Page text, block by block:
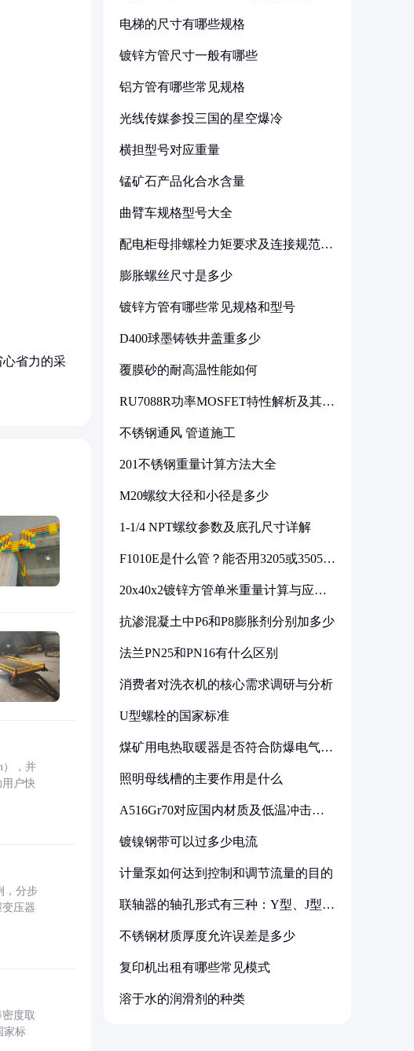
省力的采
），并
户快
，分步
压器
度取
家标
电梯的尺寸有哪些规格
镀锌方管尺寸一般有哪些
铝方管有哪些常见规格
光线传媒参投三国的星空爆冷
横担型号对应重量
锰矿石产品化合水含量
曲臂车规格型号大全
配电柜母排螺栓力矩要求及连接规范详
膨胀螺丝尺寸是多少
镀锌方管有哪些常见规格和型号
D400球墨铸铁井盖重多少
覆膜砂的耐高温性能如何
RU7088R功率MOSFET特性解析及其在
不锈钢通风 管道施工
201不锈钢重量计算方法大全
M20螺纹大径和小径是多少
1-1/4 NPT螺纹参数及底孔尺寸详解
F1010E是什么管？能否用3205或3505代
20x40x2镀锌方管单米重量计算与应用
抗渗混凝土中P6和P8膨胀剂分别加多少
法兰PN25和PN16有什么区别
消费者对洗衣机的核心需求调研与分析
U型螺栓的国家标准
煤矿用电热取暖器是否符合防爆电气设
照明母线槽的主要作用是什么
A516Gr70对应国内材质及低温冲击要
镀镍钢带可以过多少电流
计量泵如何达到控制和调节流量的目的
联轴器的轴孔形式有三种：Y型、J型、
不锈钢材质厚度允许误差是多少
复印机出租有哪些常见模式
溶于水的润滑剂的种类